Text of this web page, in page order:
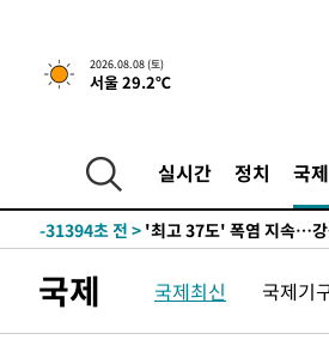
2026.08.08 (토)
서울 29.2℃
실시간 정치 국제
-24520초 전 >
[속보]뉴욕증시 상승 마
-31394초 전 >'최고 37도' 폭염 지속…강
-24520초 전 > [속보]뉴욕증시 상승 마
-31394초 전 >
-24520초 전 >
[속보]뉴욕증시 상승 마
국제 국제최신 국제기